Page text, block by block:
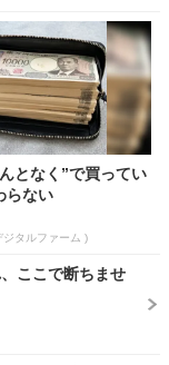
となく”で買ってい
らない
ジタルファーム )
ここで断ちませ